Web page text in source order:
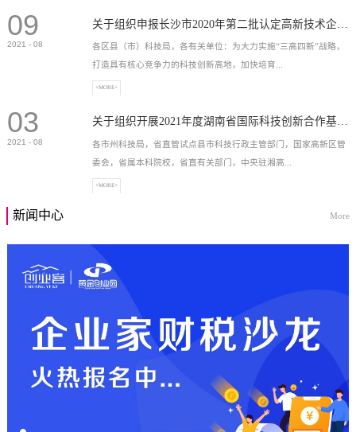
）奖等，最高奖励2...
09
2021 - 08
各区县（市）科技局，各有关单位：为大力实施“三高四新”战略，
打造具有核心竞争力的科技创新高地，加快培育...
高新技术企业，充分...
+MORE+
03
2021 - 08
关于组织开展2021年度湖南省国际科技创新合作基地申报工作的通知
各市州科技局，省直管试点县市科技行政主管部门，国家高新区管
委会，省属本科院校，省直有关部门，中央驻湘高...
+MORE+
新闻中心 More